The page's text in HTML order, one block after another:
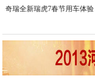
奇瑞全新瑞虎7春节用车体